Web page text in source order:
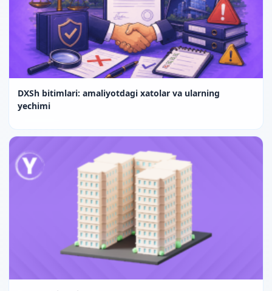
DXSh bitimlari: amaliyotdagi xatolar va ularning
yechimi